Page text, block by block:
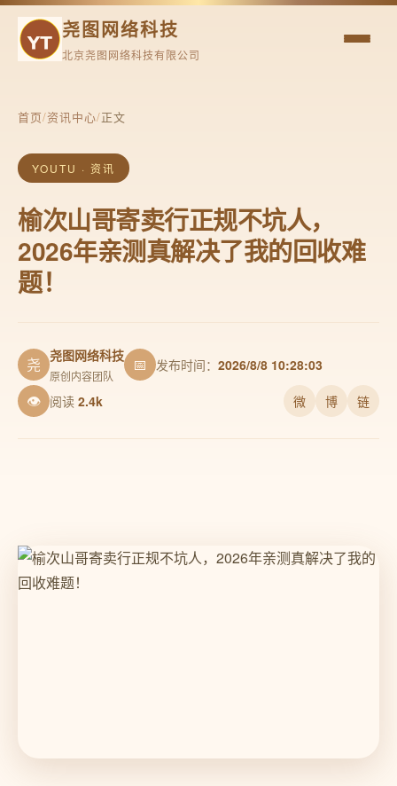
尧图网络科技
北京尧图网络科技有限公司
首页/资讯中心/正文
YOUTU · 资讯
榆次山哥寄卖行正规不坑人，
2026年亲测真解决了我的回收难
题！
尧 尧图网络科技
原创内容团队
📅 发布时间： 2026/8/8 10:28:03
👁 阅读 2.4k 微 博 链